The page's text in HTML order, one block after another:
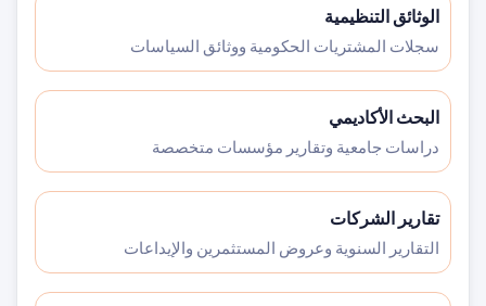
الوثائق التنظيمية
سجلات المشتريات الحكومية ووثائق السياسات
البحث الأكاديمي
دراسات جامعية وتقارير مؤسسات متخصصة
تقارير الشركات
التقارير السنوية وعروض المستثمرين والإيداعات